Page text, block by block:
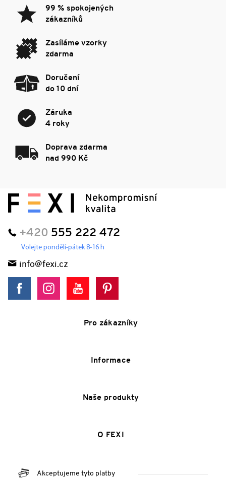
99 % spokojených
zákazníků
Zasíláme vzorky
zdarma
Doručení
do 10 dní
Záruka
4 roky
Doprava zdarma
nad 990 Kč
+420 555 222 472
Volejte pondělí-pátek 8-16 h
info@fexi.cz
Pro zákazníky
Informace
Naše produkty
O FEXI
Akceptujeme tyto platby